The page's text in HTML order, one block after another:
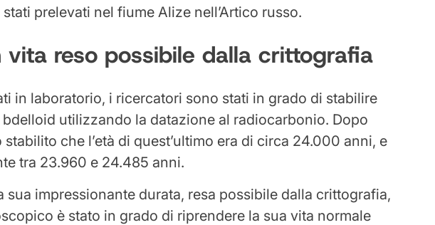
prelevati nel fiume Alize nell’Artico russo.
vita reso possibile dalla crittografia
in laboratorio, i ricercatori sono stati in grado di stabilire
bdelloid utilizzando la datazione al radiocarbonio. Dopo
stabilito che l’età di quest’ultimo era di circa 24.000 anni, e
tra 23.960 e 24.485 anni.
sua impressionante durata, resa possibile dalla crittografia,
è stato in grado di riprendere la sua vita normale